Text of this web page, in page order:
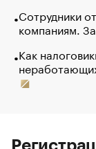
Сотрудники
компаниям.
Как